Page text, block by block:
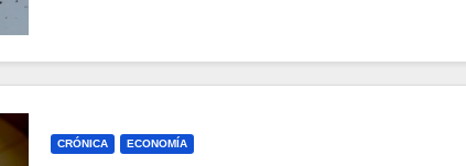
CRÓNICA ECONOMÍA